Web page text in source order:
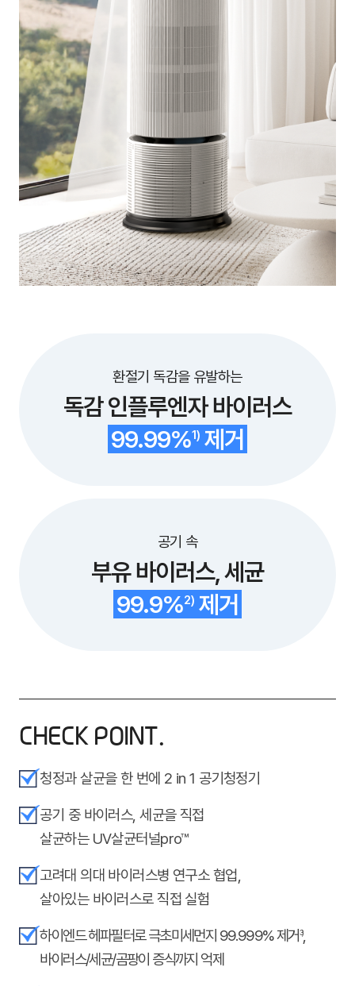
환절기 독감을 유발하는
독감 인플루엔자 바이러스
99.99%1) 제거
공기 속
부유 바이러스, 세균
99.9%2)제거
CHECK POINT.
청정과 살균을 한 번에 2 in 1 공기청정기
공기 중 바이러스, 세균을 직접
살균하는 UV살균터널pro™
고려대 의대 바이러스병 연구소 협업,
살아있는 바이러스로 직접 실험
하이엔드 헤파필터로 극초미세먼지 99.999% 제거3),
바이러스/세균/곰팡이 증식까지 억제